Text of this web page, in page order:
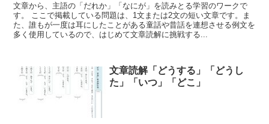
文章から、主語の「だれか」「なにが」を読みとる学習のワークで
す。 ここで掲載している問題は、1文または2文の短い文章です。ま
た、誰もが一度は耳にしたことがある童話や昔話を連想させる例文を
多く使用しているので、はじめて文章読解に挑戦する...
文章読解「どうする」「どうし
た」「いつ」「どこ」